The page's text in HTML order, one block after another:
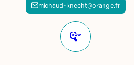
michaud-knecht@orange.fr
Site
internet